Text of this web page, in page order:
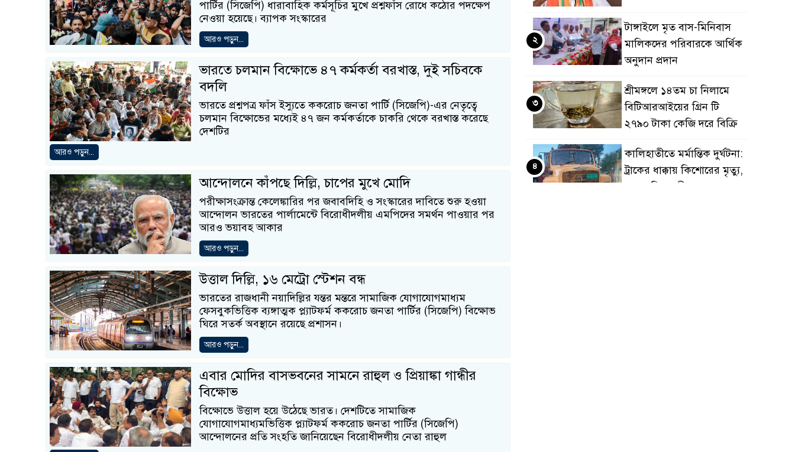
পার্টির (সিজেপি) ধারাবাহিক কর্মসূচির মুখে প্রশ্নফাঁস রোধে কঠোর পদক্ষেপ
নেওয়া হয়েছে। ব্যাপক সংস্কারের
আরও পড়ুন...
ভারতে চলমান বিক্ষোভে ৪৭ কর্মকর্তা বরখাস্ত, দুই সচিবকে
বদলি
ভারতে প্রশ্নপত্র ফাঁস ইস্যুতে ককরোচ জনতা পার্টি (সিজেপি)-এর নেতৃত্বে
চলমান বিক্ষোভের মধ্যেই ৪৭ জন কর্মকর্তাকে চাকরি থেকে বরখাস্ত করেছে
দেশটির
আরও পড়ুন...
আন্দোলনে কাঁপছে দিল্লি, চাপের মুখে মোদি
পরীক্ষাসংক্রান্ত কেলেঙ্কারির পর জবাবদিহি ও সংস্কারের দাবিতে শুরু হওয়া
আন্দোলন ভারতের পার্লামেন্টে বিরোধীদলীয় এমপিদের সমর্থন পাওয়ার পর
আরও ভয়াবহ আকার
আরও পড়ুন...
উত্তাল দিল্লি, ১৬ মেট্রো স্টেশন বন্ধ
ভারতের রাজধানী নয়াদিল্লির যন্তর মন্তরে সামাজিক যোগাযোগমাধ্যম
ফেসবুকভিত্তিক ব্যঙ্গাত্মক প্ল্যাটফর্ম ককরোচ জনতা পার্টির (সিজেপি) বিক্ষোভ
ঘিরে সতর্ক অবস্থানে রয়েছে প্রশাসন।
আরও পড়ুন...
এবার মোদির বাসভবনের সামনে রাহুল ও প্রিয়াঙ্কা গান্ধীর
বিক্ষোভ
বিক্ষোভে উত্তাল হয়ে উঠেছে ভারত। দেশটিতে সামাজিক
যোগাযোগমাধ্যমভিত্তিক প্ল্যাটফর্ম ককরোচ জনতা পার্টির (সিজেপি)
আন্দোলনের প্রতি সংহতি জানিয়েছেন বিরোধীদলীয় নেতা রাহুল
টাঙ্গাইলে মৃত বাস-মিনিবাস
মালিকদের পরিবারকে আর্থিক
অনুদান প্রদান
২
শ্রীমঙ্গলে ১৪তম চা নিলামে
বিটিআরআইয়ের গ্রিন টি
২৭৯০ টাকা কেজি দরে বিক্রি
৩
কালিহাতীতে মর্মান্তিক দুর্ঘটনা:
ট্রাকের ধাক্কায় কিশোরের মৃত্যু,
আহত তিন সঙ্গী
৪